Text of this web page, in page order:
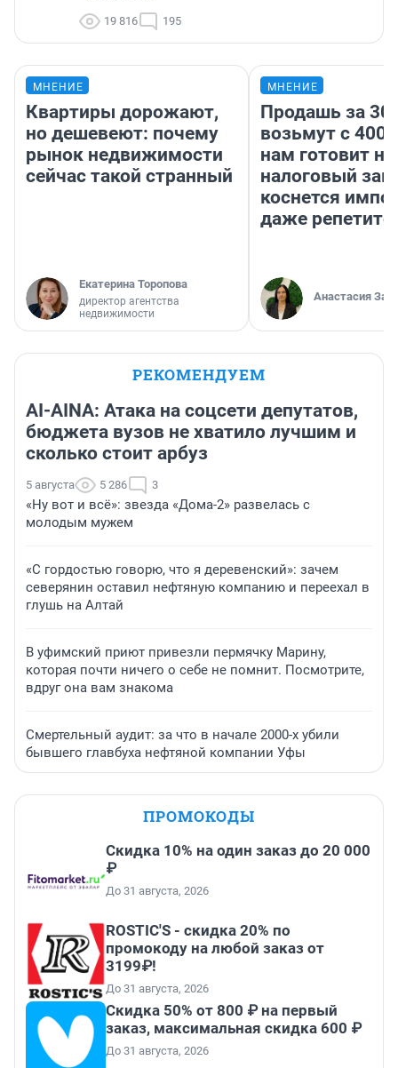
19 816 195
МНЕНИЕ
Квартиры дорожают,
но дешевеют: почему
рынок недвижимости
сейчас такой странный
Екатерина Торопова
директор агентства
недвижимости
МНЕНИЕ
Продашь за
возьмут с
нам готовит
налоговый
коснется
даже
Анастасия
РЕКОМЕНДУЕМ
AI-AINA: Атака на соцсети депутатов,
бюджета вузов не хватило лучшим и
сколько стоит арбуз
5 августа 5 286 3
«Ну вот и всё»: звезда «Дома-2» развелась с
молодым мужем
«С гордостью говорю, что я деревенский»: зачем
северянин оставил нефтяную компанию и переехал в
глушь на Алтай
В уфимский приют привезли пермячку Марину,
которая почти ничего о себе не помнит. Посмотрите,
вдруг она вам знакома
Смертельный аудит: за что в начале 2000-х убили
бывшего главбуха нефтяной компании Уфы
ПРОМОКОДЫ
Скидка 10% на один заказ до 20 000
₽
До 31 августа, 2026
ROSTIC'S - скидка 20% по
промокоду на любой заказ от
3199₽!
До 31 августа, 2026
Скидка 50% от 800 ₽ на первый
заказ, максимальная скидка 600 ₽
До 31 августа, 2026